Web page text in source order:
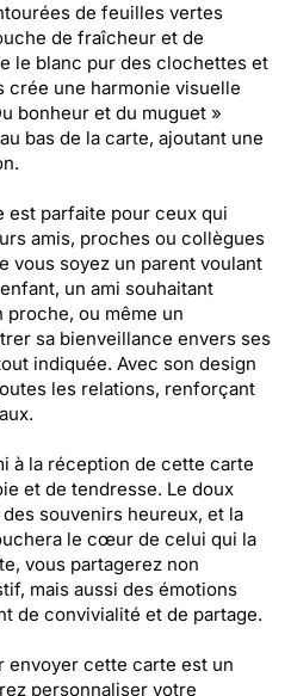
de feuilles vertes
de fraîcheur et de
le blanc pur des clochettes et
une harmonie visuelle
bonheur et du muguet »
bas de la carte, ajoutant une
est parfaite pour ceux qui
amis, proches ou collègues
vous soyez un parent voulant
un ami souhaitant
proche, ou même un
sa bienveillance envers ses
indiquée. Avec son design
les relations, renforçant
à la réception de cette carte
et de tendresse. Le doux
souvenirs heureux, et la
le cœur de celui qui la
vous partagerez non
mais aussi des émotions
de convivialité et de partage.
envoyer cette carte est un
personnaliser votre